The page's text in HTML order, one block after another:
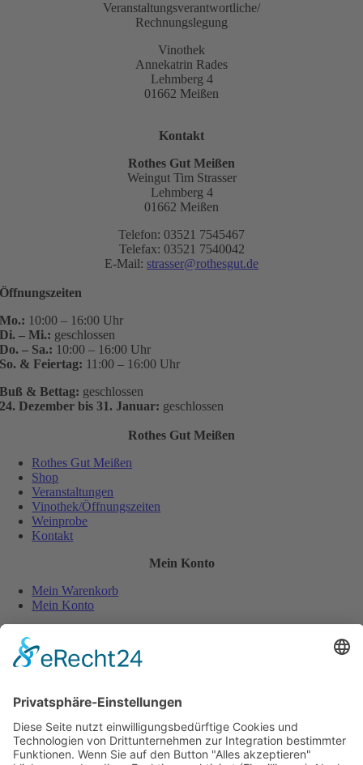
Veranstaltungsverantwortliche/
Rechnungslegung
Vinothek
Annekatrin Rades
Lehmberg 4
01662 Meißen
Kontakt
Rothes Gut Meißen
Weingut Tim Strasser
Lehmberg 4
01662 Meißen
Telefon: 03521 7545467
Telefax: 03521 7540042
E-Mail: strasser@rothesgut.de
Öffnungszeiten
Mo.: 10:00 – 16:00 Uhr
Di. – Mi.: geschlossen
Do. – Sa.: 10:00 – 16:00 Uhr
So. & Feiertag: 11:00 – 16:00 Uhr
Buß & Bettag: geschlossen
24. Dezember bis 31. Januar: geschlossen
Rothes Gut Meißen
Rothes Gut Meißen
Shop
Veranstaltungen
Vinothek/Öffnungszeiten
Weinprobe
Kontakt
Mein Konto
Mein Warenkorb
Mein Konto
Wiederverkäufer
Wein Exposé
Folgen Sie uns auch auf: